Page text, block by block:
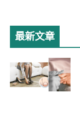
最新文章